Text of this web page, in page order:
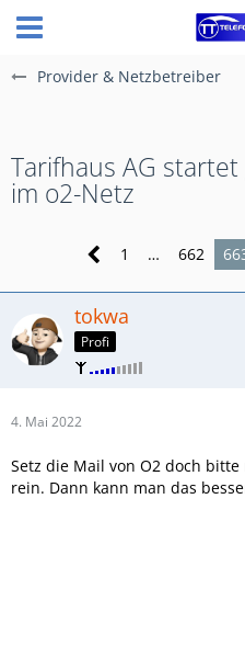
Provider & Netzbetreiber
Tarifhaus AG
im o2-Netz
1 … 662
tokwa
Profi
4. Mai 2022
Setz die Mail von O2 doch
rein. Dann kann man das